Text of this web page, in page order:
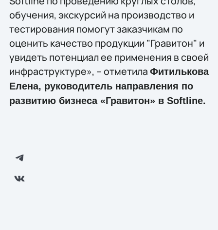
обучения, экскурсий на производство и
тестирования помогут заказчикам по
оценить качество продукции "Гравитон" и
увидеть потенциал ее применения в своей
инфраструктуре», – отметила Фитилькова
Елена, руководитель направления по
развитию бизнеса «Гравитон» в Softline.